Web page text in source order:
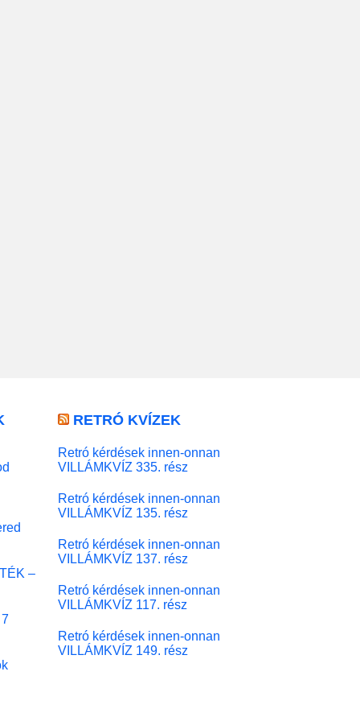
–
RETRÓ KVÍZEK
Retró kérdések innen-onnan
VILLÁMKVÍZ 335. rész
Retró kérdések innen-onnan
VILLÁMKVÍZ 135. rész
Retró kérdések innen-onnan
VILLÁMKVÍZ 137. rész
Retró kérdések innen-onnan
VILLÁMKVÍZ 117. rész
Retró kérdések innen-onnan
VILLÁMKVÍZ 149. rész